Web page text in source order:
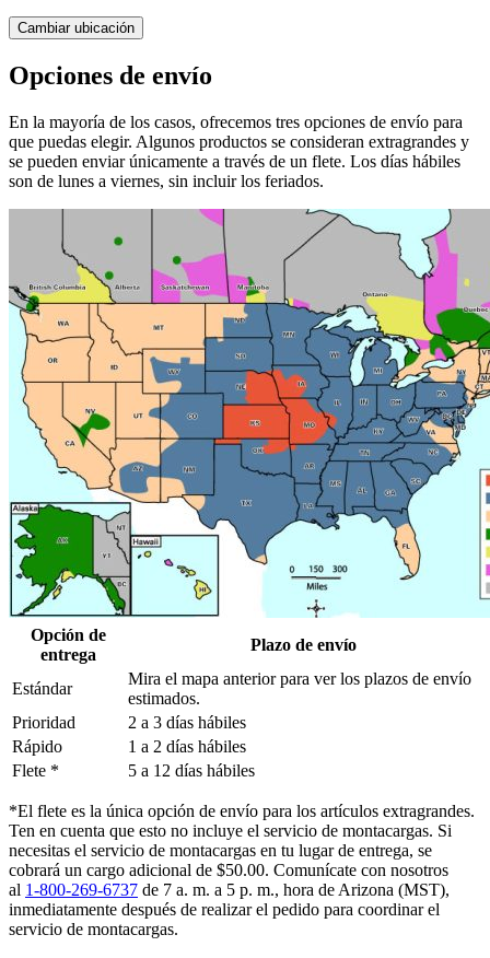
Cambiar ubicación
Opciones de envío
En la mayoría de los casos, ofrecemos tres opciones de envío para
que puedas elegir. Algunos productos se consideran extragrandes y
se pueden enviar únicamente a través de un flete. Los días hábiles
son de lunes a viernes, sin incluir los feriados.
Opción de
entrega
Plazo de envío
Estándar
Mira el mapa anterior para ver los plazos de envío
estimados.
Prioridad
2 a 3 días hábiles
Rápido
1 a 2 días hábiles
Flete *
5 a 12 días hábiles
*El flete es la única opción de envío para los artículos extragrandes.
Ten en cuenta que esto no incluye el servicio de montacargas. Si
necesitas el servicio de montacargas en tu lugar de entrega, se
cobrará un cargo adicional de $50.00. Comunícate con nosotros
al 1-800-269-6737 de 7 a. m. a 5 p. m., hora de Arizona (MST),
inmediatamente después de realizar el pedido para coordinar el
servicio de montacargas.